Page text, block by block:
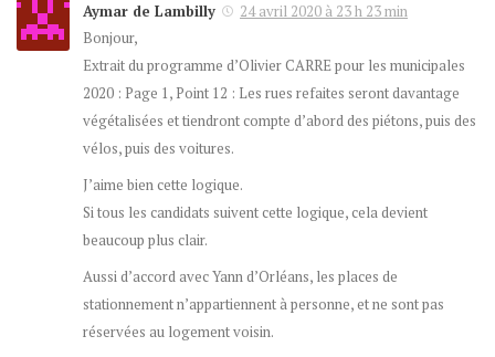
Aymar de Lambilly
24 avril 2020 à 23 h 23 min
Bonjour,
Extrait du programme d’Olivier CARRE pour les municipales
2020 : Page 1, Point 12 : Les rues refaites seront davantage
végétalisées et tiendront compte d’abord des piétons, puis des
vélos, puis des voitures.
J’aime bien cette logique.
Si tous les candidats suivent cette logique, cela devient
beaucoup plus clair.
Aussi d’accord avec Yann d’Orléans, les places de
stationnement n’appartiennent à personne, et ne sont pas
réservées au logement voisin.